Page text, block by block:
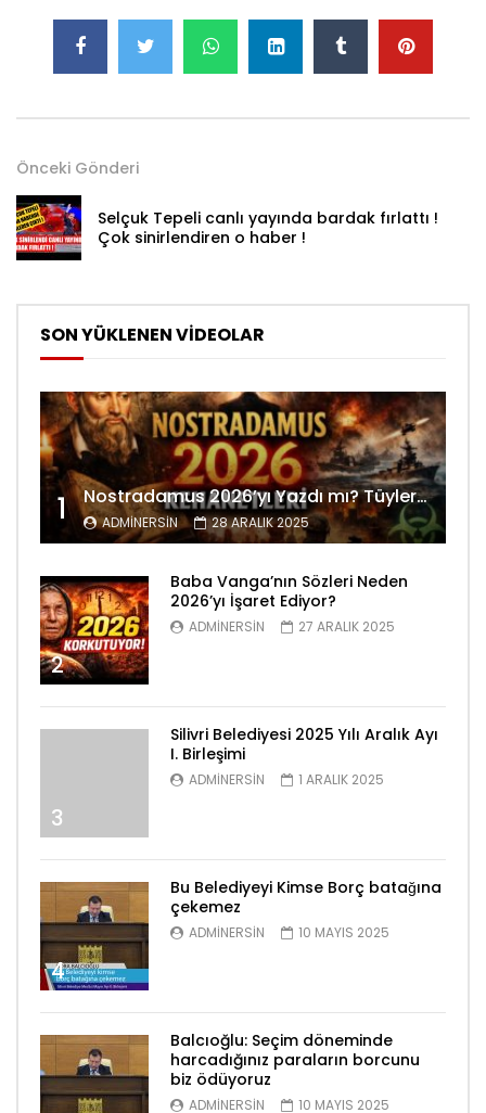
Önceki Gönderi
Selçuk Tepeli canlı yayında bardak fırlattı !
Çok sinirlendiren o haber !
SON YÜKLENEN VİDEOLAR
1 Nostradamus 2026’yı Yazdı mı? Tüyler Ürperten Kehanetler
ADMINERSIN 28 ARALIK 2025
2
Baba Vanga’nın Sözleri Neden
2026’yı İşaret Ediyor?
ADMINERSIN 27 ARALIK 2025
3
Silivri Belediyesi 2025 Yılı Aralık Ayı
I. Birleşimi
ADMINERSIN 1 ARALIK 2025
4
Bu Belediyeyi Kimse Borç batağına
çekemez
ADMINERSIN 10 MAYIS 2025
Balcıoğlu: Seçim döneminde
harcadığınız paraların borcunu
biz ödüyoruz
ADMINERSIN 10 MAYIS 2025